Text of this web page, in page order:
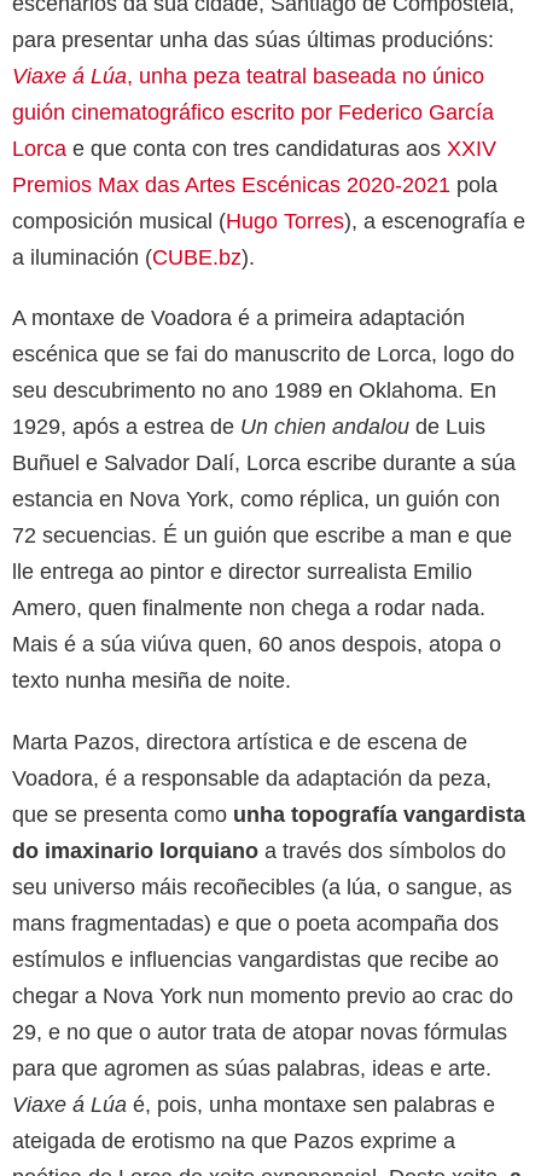
para presentar unha das súas últimas producións:
Viaxe á Lúa, unha peza teatral baseada no único
guión cinematográfico escrito por Federico García
Lorca e que conta con tres candidaturas aos XXIV
Premios Max das Artes Escénicas 2020-2021 pola
composición musical (Hugo Torres), a escenografía e
a iluminación (CUBE.bz).
A montaxe de Voadora é a primeira adaptación
escénica que se fai do manuscrito de Lorca, logo do
seu descubrimento no ano 1989 en Oklahoma. En
1929, após a estrea de Un chien andalou de Luis
Buñuel e Salvador Dalí, Lorca escribe durante a súa
estancia en Nova York, como réplica, un guión con
72 secuencias. É un guión que escribe a man e que
lle entrega ao pintor e director surrealista Emilio
Amero, quen finalmente non chega a rodar nada.
Mais é a súa viúva quen, 60 anos despois, atopa o
texto nunha mesiña de noite.
Marta Pazos, directora artística e de escena de
Voadora, é a responsable da adaptación da peza,
que se presenta como unha topografía vangardista
do imaxinario lorquiano a través dos símbolos do
seu universo máis recoñecibles (a lúa, o sangue, as
mans fragmentadas) e que o poeta acompaña dos
estímulos e influencias vangardistas que recibe ao
chegar a Nova York nun momento previo ao crac do
29, e no que o autor trata de atopar novas fórmulas
para que agromen as súas palabras, ideas e arte.
Viaxe á Lúa é, pois, unha montaxe sen palabras e
ateigada de erotismo na que Pazos exprime a